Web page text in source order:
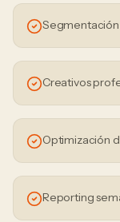
Creativos
Optimización
Reporting